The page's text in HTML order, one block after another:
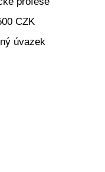
CZK
úvazek